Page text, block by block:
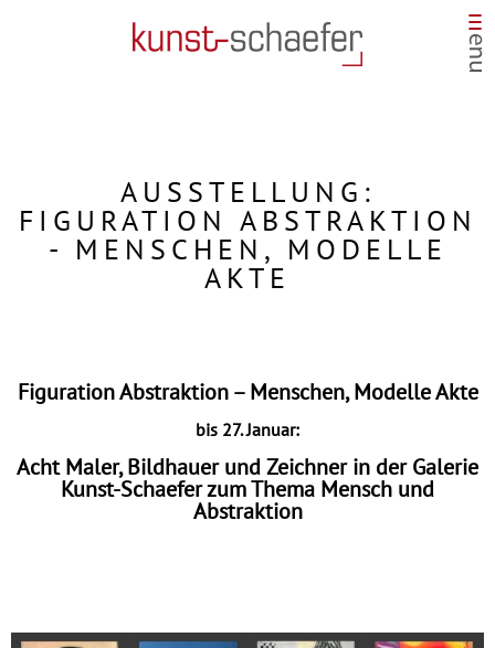
AUSSTELLUNG:
FIGURATION ABSTRAKTION
- MENSCHEN, MODELLE
AKTE
Figuration Abstraktion – Menschen, Modelle Akte
bis 27. Januar:
Acht Maler, Bildhauer und Zeichner in der Galerie
Kunst-Schaefer zum Thema Mensch und
Abstraktion